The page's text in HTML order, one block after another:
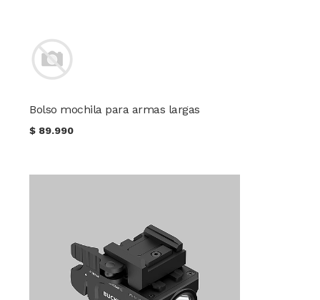
Bolso mochila para armas largas
$ 89.990